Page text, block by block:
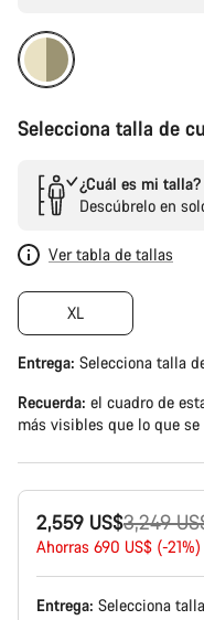
Selecciona talla de
¿Cuál es mi talla?
Descúbrelo en
Ver tabla de tallas
XL
Entrega: Selecciona talla
Recuerda: el cuadro de
más visibles que lo que
2,559 US$
Precio
original
3,249
Ahorras 690 US$ (-21%)
Entrega: Selecciona